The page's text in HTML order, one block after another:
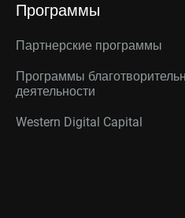
Программы
Партнерские программы
Программы
деятельности
Western Digital Capital